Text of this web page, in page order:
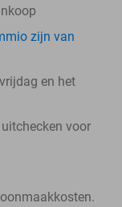
zijn van
en het
voor